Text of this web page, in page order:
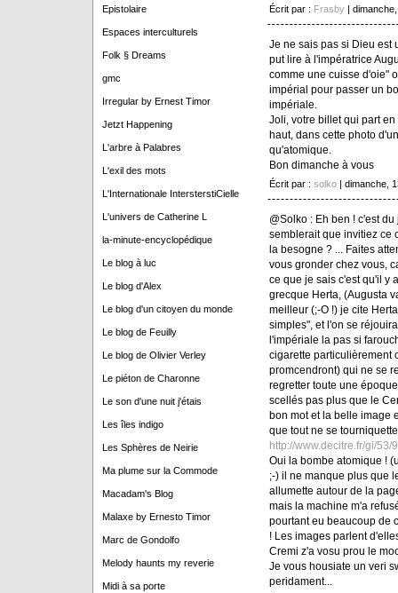
Epistolaire
Espaces interculturels
Folk § Dreams
gmc
Irregular by Ernest Timor
Jetzt Happening
L'arbre à Palabres
L'exil des mots
L'Internationale IntersterstiCielle
L'univers de Catherine L
la-minute-encyclopédique
Le blog à luc
Le blog d'Alex
Le blog d'un citoyen du monde
Le blog de Feuilly
Le blog de Olivier Verley
Le piéton de Charonne
Le son d'une nuit j'étais
Les îles indigo
Les Sphères de Neirie
Ma plume sur la Commode
Macadam's Blog
Malaxe by Ernesto Timor
Marc de Gondolfo
Melody haunts my reverie
Midi à sa porte
Écrit par : Frasby| dimanche,
Je ne sais pas si Dieu est
put lire à l'impératrice
comme une cuisse d'oie"
impérial pour passer un
impériale.
Joli, votre billet qui part
haut, dans cette photo
qu'atomique.
Bon dimanche à vous
Écrit par : solko| dimanche,
@Solko : Eh ben ! c'est
semblerait que invitiez ce
la besogne ? ... Faites
vous gronder chez vous,
ce que je sais c'est qu'il y
grecque Herta, (Augusta
meilleur (;-O !) je cite
simples", et l'on se
l'impériale la pas si
cigarette particulièrement
promcendront) qui ne se
regretter toute une
scellés pas plus que le
bon mot et la belle image
que tout ne se
http://www.decitre.fr/gi/
Oui la bombe atomique !
;-) il ne manque plus que
allumette autour de la
mais la machine m'a
pourtant eu beaucoup de
! Les images parlent
Cremi z'a vosu prou le
Je vous housiate un veri
peridament...